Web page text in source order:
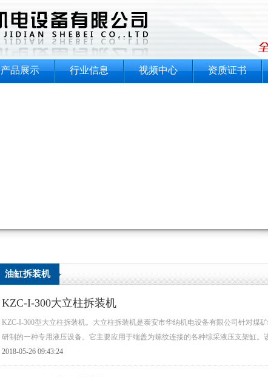
产品展示 行业信息 视频中心 资质证书
油缸拆装机
KZC-I-300大立柱拆装机
KZC-I-300型大立柱拆装机。大立柱拆装机是泰安市华纳机电设备有限公司针对煤
研制的一种专用液压设备。它主要应用于端盖为螺纹连接的各种综采液压支架缸
2018-05-26 09:43:24